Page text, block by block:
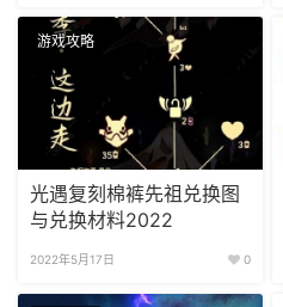
游戏攻略
光遇复刻棉裤先祖兑换图
与兑换材料2022
2022年5月17日 0